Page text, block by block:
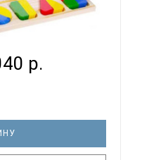
НА ВОЗРАСТ 1
р.